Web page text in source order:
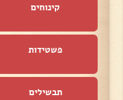
קינוחים
פשטידות
תבשילים